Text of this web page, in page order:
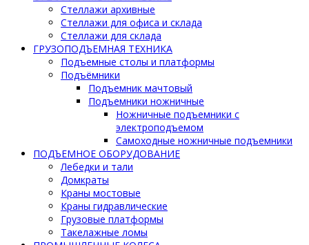
Стеллажи архивные
Стеллажи для офиса и склада
Стеллажи для склада
ГРУЗОПОДЪЕМНАЯ ТЕХНИКА
Подъемные столы и платформы
Подъёмники
Подъемник мачтовый
Подъемники ножничные
Ножничные подъемники с
электроподъемом
Самоходные ножничные подъемники
ПОДЪЕМНОЕ ОБОРУДОВАНИЕ
Лебедки и тали
Домкраты
Краны мостовые
Краны гидравлические
Грузовые платформы
Такелажные ломы